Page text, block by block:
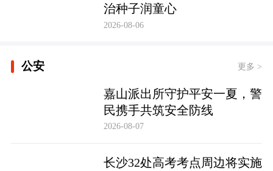
治种子润童心
2026-08-06
公安 更多 >
嘉山派出所守护平安一夏，警
民携手共筑安全防线
2026-08-07
长沙32处高考考点周边将实施